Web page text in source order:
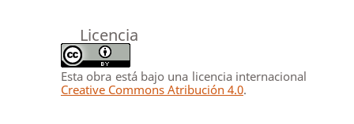
Licencia
Esta obra está bajo una licencia internacional
Creative Commons Atribución 4.0.